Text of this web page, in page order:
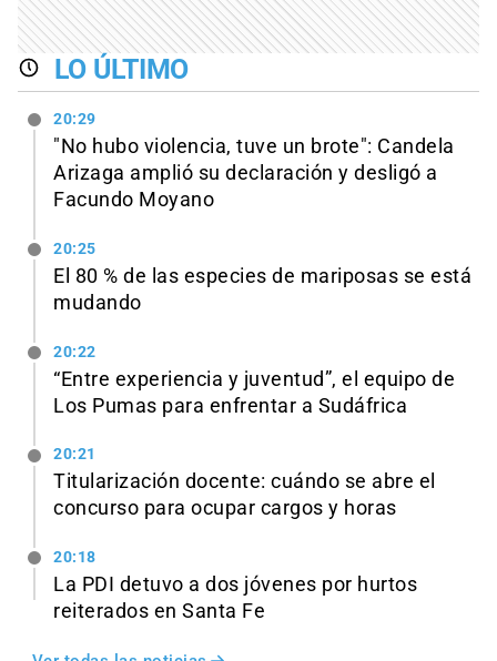
LO ÚLTIMO
20:29
"No hubo violencia, tuve un brote": Candela
Arizaga amplió su declaración y desligó a
Facundo Moyano
20:25
El 80 % de las especies de mariposas se está
mudando
20:22
“Entre experiencia y juventud”, el equipo de
Los Pumas para enfrentar a Sudáfrica
20:21
Titularización docente: cuándo se abre el
concurso para ocupar cargos y horas
20:18
La PDI detuvo a dos jóvenes por hurtos
reiterados en Santa Fe